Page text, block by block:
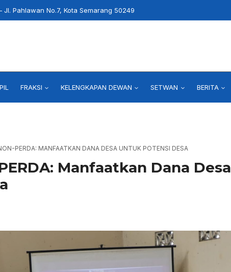
Pahlawan No.7, Kota Semarang 50249
FRAKSI KELENGKAPAN DEWAN SETWAN BERITA
PERDA: MANFAATKAN DANA DESA UNTUK POTENSI DESA
Manfaatkan Dana Desa